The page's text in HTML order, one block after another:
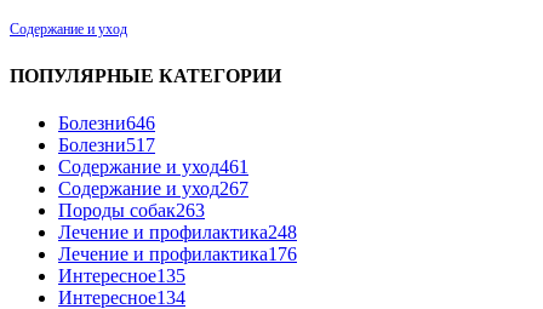
Содержание и уход
ПОПУЛЯРНЫЕ КАТЕГОРИИ
Болезни646
Болезни517
Содержание и уход461
Содержание и уход267
Породы собак263
Лечение и профилактика248
Лечение и профилактика176
Интересное135
Интересное134